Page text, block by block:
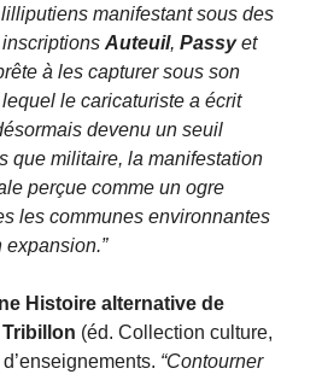
manifestant sous des
Auteuil, Passyet
à les capturer sous son
le caricaturiste a écrit
devenu un seuil
que militaire, la manifestation
perçue comme un ogre
les communes environnantes
Histoire alternative de
(éd. Collection culture,
“Contourner